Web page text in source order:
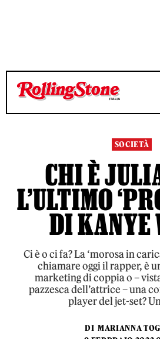
TEMPO DI LETTURA 8 MINUTI
TEMPO DI LETTURA 8 MINUTI
SOCIETÀ
CHI È
L’ULTIMO
DI KANYE
Ci è o ci fa? La ‘morosa in
chiamare oggi il rapper, è
marketing di coppia o –
pazzesca dell’attrice – una
player del jet-set?
DI MARIANNA